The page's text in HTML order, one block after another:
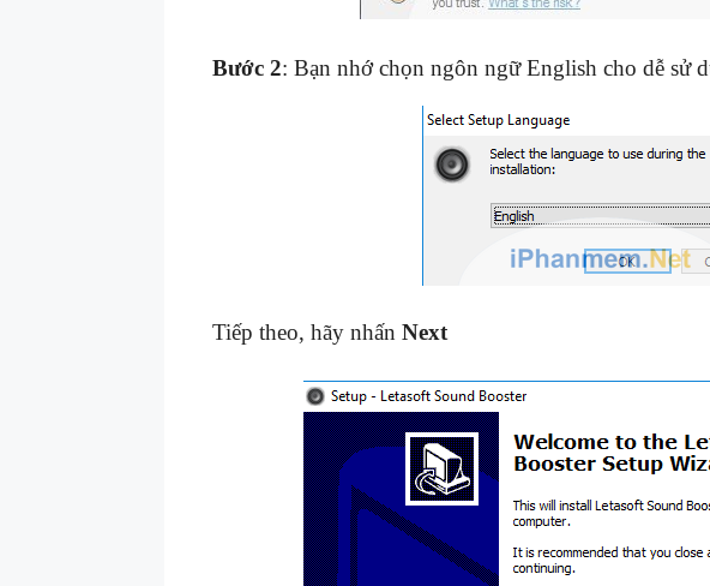
Bước 2: Bạn nhớ chọn ngôn ngữ English cho dễ sử
Tiếp theo, hãy nhấn Next